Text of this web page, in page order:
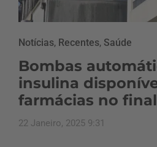
Notícias, Recentes, Saúde
Bombas
insulina
farmácias no
22 Janeiro, 2025 9:31